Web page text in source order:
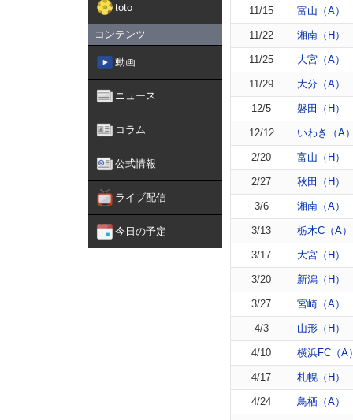
toto
コンテンツ
動画
ニュース
コラム
公式情報
ライブ配信
今日の予定
11/15 富山（A）
11/22 湘南（H）
11/25 大宮（A）
11/29 大分（A）
12/5 磐田（H）
12/12 いわき（A
2/20 富山（H）
2/27 秋田（H）
3/6 湘南（A）
3/13 栃木C（A）
3/17 大宮（H）
3/20 新潟（H）
3/27 宮崎（A）
4/3 山形（H）
4/10 横浜FC（A
4/17 札幌（H）
4/24 鳥栖（A）